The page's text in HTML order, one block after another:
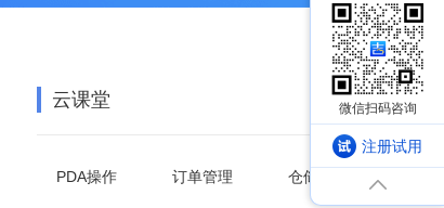
注册试用
云课堂
PDA操作 订单管理 仓储管理